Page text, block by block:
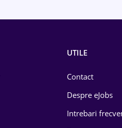
UTILE
Contact
Despre eJobs
Intrebari